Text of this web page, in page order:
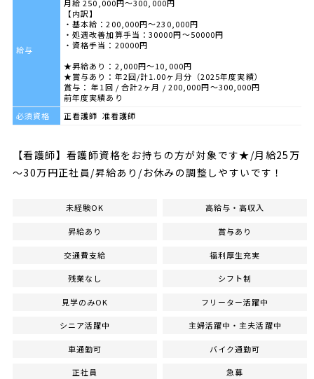
給与
月給 250,000円～300,000円
【内訳】
・基本給：200,000円～230,000円
・処遇改善加算手当：30000円～50000円
・資格手当：20000円
★昇給あり：2,000円～10,000円
★賞与あり：年2回/計1.00ヶ月分（2025年度実績）
賞与： 年1回 / 合計2ヶ月 / 200,000円〜300,000円
前年度実績あり
必須資格
正看護師 准看護師
【看護師】看護師資格をお持ちの方が対象です★/月給25万
～30万円正社員/昇給あり/お休みの調整しやすいです！
未経験OK 高給与・高収入
昇給あり 賞与あり
交通費支給 福利厚生充実
残業なし シフト制
見学のみOK フリーター活躍中
シニア活躍中 主婦活躍中・主夫活躍中
車通勤可 バイク通勤可
正社員 急募